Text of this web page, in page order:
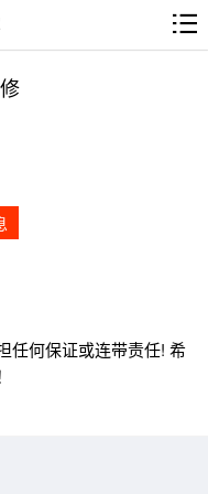
任何保证或连带责任! 希